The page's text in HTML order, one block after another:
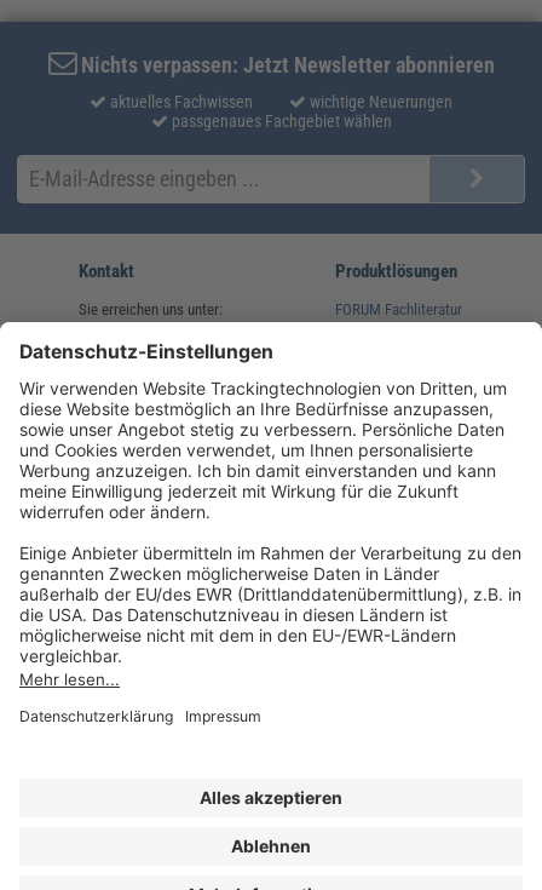
Nichts verpassen: Jetzt Newsletter abonnieren
aktuelles Fachwissen
wichtige Neuerungen
passgenaues Fachgebiet wählen
Kontakt
Sie erreichen uns unter:
(08233) 38 11 23
service@forum-verlag.com
Mo-Do 07:30 - 17:00 Uhr
Fr 07:30 - 15:00 Uhr
Produktlösungen
FORUM Fachliteratur
Folgen Sie uns
Impressum
Datenschutz
AGB und Lizenzbedingungen
Erklärung zur Barrierefreiheit